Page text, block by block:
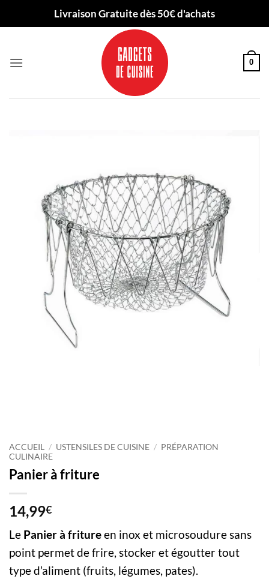
Livraison Gratuite dès 50€ d'achats
0
ACCUEIL / USTENSILES DE CUISINE / PRÉPARATION
CULINAIRE
Panier à friture
14,99€
Le Panier à fritureen inox et microsoudure sans
point permet de frire, stocker et égoutter tout
type d’aliment (fruits, légumes, pates).